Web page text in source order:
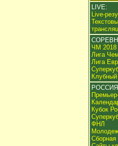
LIVE:
Live-
ЧМ 2018
Лига
Лига
Кубок
ФНЛ
Сборная